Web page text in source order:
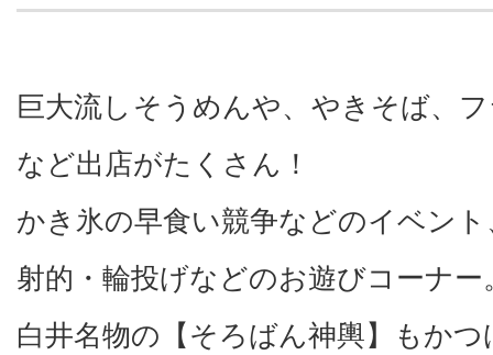
巨大流しそうめんや、やきそば、
など出店がたくさん！
かき氷の早食い競争などのイベン
射的・輪投げなどのお遊びコーナー
白井名物の【そろばん神輿】もかつ